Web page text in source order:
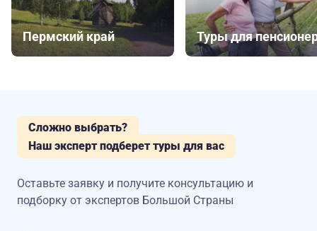
Пермский край Туры для
Сложно выбрать?
Наш эксперт подберет туры для вас
Оставьте заявку и получите консультацию и
подборку от экспертов Большой Страны